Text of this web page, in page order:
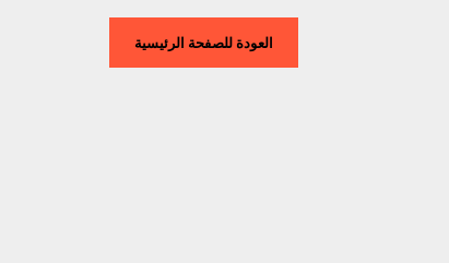
العودة للصفحة الرئيسية